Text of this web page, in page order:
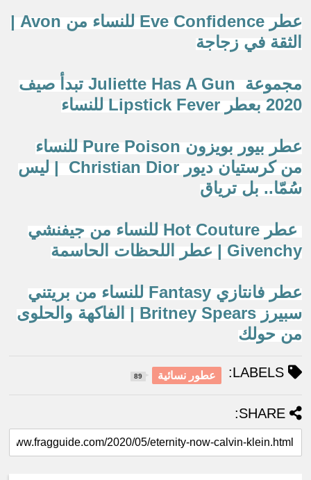
عطر Eve Confidence للنساء من Avon |
الثقة في زجاجة
مجموعة Juliette Has A Gun تبدأ صيف
2020 بعطر Lipstick Fever للنساء
عطر بيور بويزون Pure Poison للنساء
من كرستيان ديور Christian Dior | ليس
سُمّا.. بل ترياق
عطر Hot Couture للنساء من جيفنشي
Givenchy | عطر اللحظات الحاسمة
عطر فانتازي Fantasy للنساء من بريتني
سبيرز Britney Spears | الفاكهة والحلوى
من حولك
LABELS: عطور نسائية 89
SHARE: